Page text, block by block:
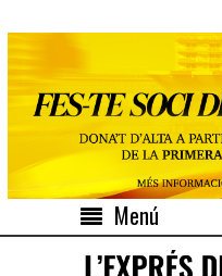
Menú